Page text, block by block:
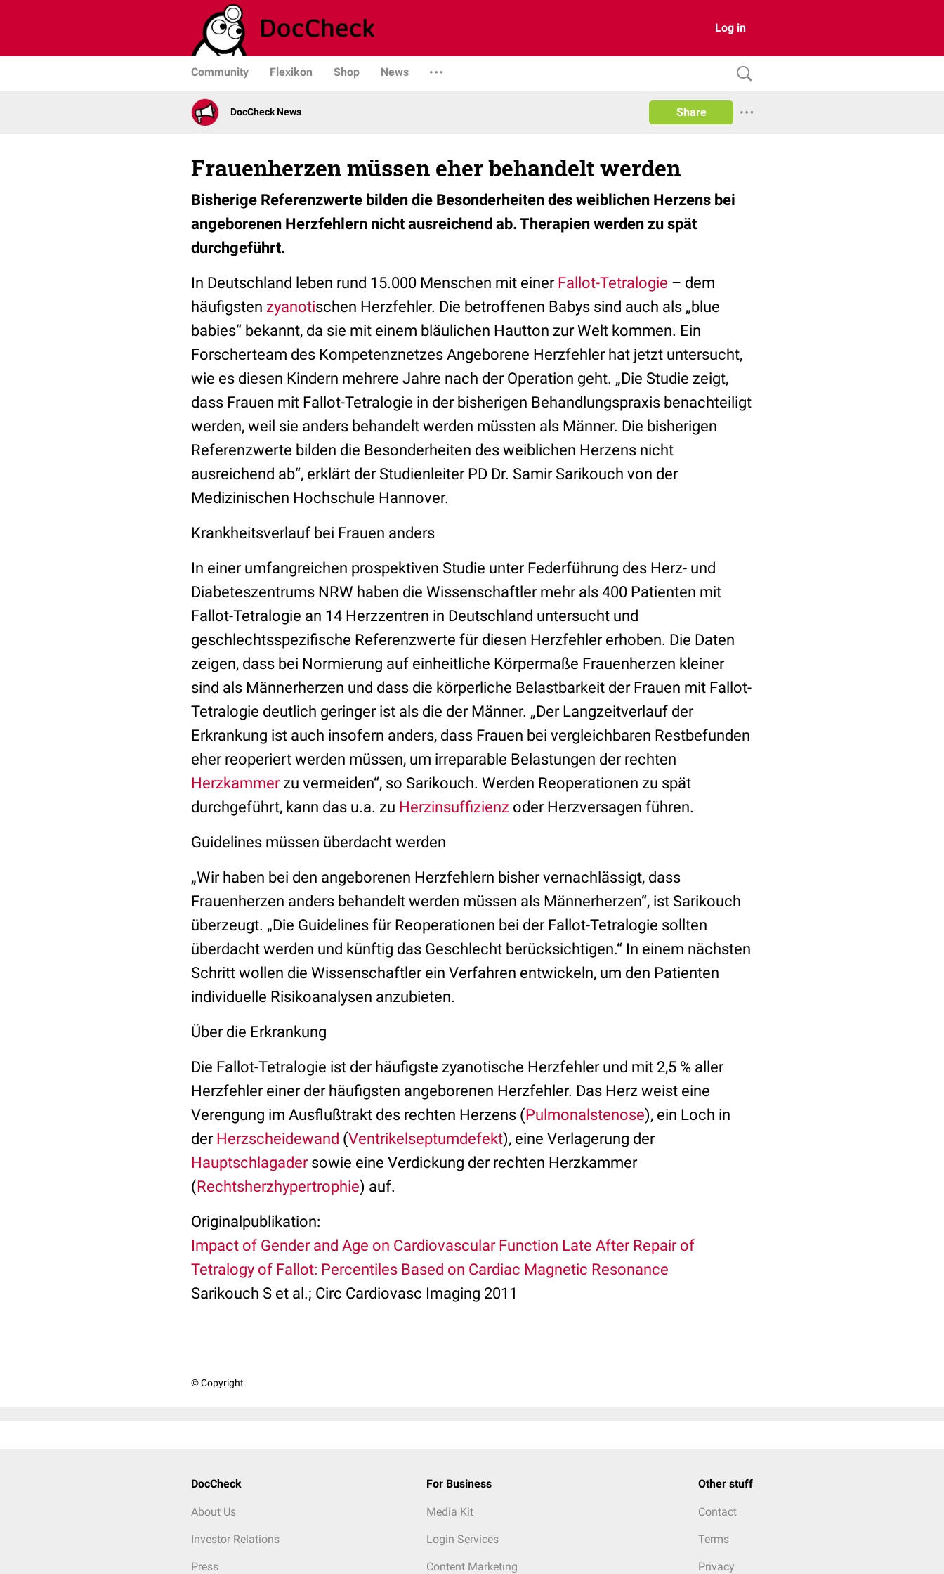
Log in
Community Flexikon Shop News
DocCheck News Share
Frauenherzen müssen eher behandelt werden
Bisherige Referenzwerte bilden die Besonderheiten des weiblichen Herzens bei
angeborenen Herzfehlern nicht ausreichend ab. Therapien werden zu spät
durchgeführt.
In Deutschland leben rund 15.000 Menschen mit einer Fallot-Tetralogie – dem
häufigsten zyanotischen Herzfehler. Die betroffenen Babys sind auch als „blue
babies“ bekannt, da sie mit einem bläulichen Hautton zur Welt kommen. Ein
Forscherteam des Kompetenznetzes Angeborene Herzfehler hat jetzt untersucht,
wie es diesen Kindern mehrere Jahre nach der Operation geht. „Die Studie zeigt,
dass Frauen mit Fallot-Tetralogie in der bisherigen Behandlungspraxis benachteiligt
werden, weil sie anders behandelt werden müssten als Männer. Die bisherigen
Referenzwerte bilden die Besonderheiten des weiblichen Herzens nicht
ausreichend ab“, erklärt der Studienleiter PD Dr. Samir Sarikouch von der
Medizinischen Hochschule Hannover.
Krankheitsverlauf bei Frauen anders
In einer umfangreichen prospektiven Studie unter Federführung des Herz- und
Diabeteszentrums NRW haben die Wissenschaftler mehr als 400 Patienten mit
Fallot-Tetralogie an 14 Herzzentren in Deutschland untersucht und
geschlechtsspezifische Referenzwerte für diesen Herzfehler erhoben. Die Daten
zeigen, dass bei Normierung auf einheitliche Körpermaße Frauenherzen kleiner
sind als Männerherzen und dass die körperliche Belastbarkeit der Frauen mit Fallot-
Tetralogie deutlich geringer ist als die der Männer. „Der Langzeitverlauf der
Erkrankung ist auch insofern anders, dass Frauen bei vergleichbaren Restbefunden
eher reoperiert werden müssen, um irreparable Belastungen der rechten
Herzkammerzu vermeiden“, so Sarikouch. Werden Reoperationen zu spät
durchgeführt, kann das u.a. zu Herzinsuffizienz oder Herzversagen führen.
Guidelines müssen überdacht werden
„Wir haben bei den angeborenen Herzfehlern bisher vernachlässigt, dass
Frauenherzen anders behandelt werden müssen als Männerherzen“, ist Sarikouch
überzeugt. „Die Guidelines für Reoperationen bei der Fallot-Tetralogie sollten
überdacht werden und künftig das Geschlecht berücksichtigen.“ In einem nächsten
Schritt wollen die Wissenschaftler ein Verfahren entwickeln, um den Patienten
individuelle Risikoanalysen anzubieten.
Über die Erkrankung
Die Fallot-Tetralogie ist der häufigste zyanotische Herzfehler und mit 2,5 % aller
Herzfehler einer der häufigsten angeborenen Herzfehler. Das Herz weist eine
Verengung im Ausflußtrakt des rechten Herzens (Pulmonalstenose), ein Loch in
der Herzscheidewand (Ventrikelseptumdefekt), eine Verlagerung der
Hauptschlagadersowie eine Verdickung der rechten Herzkammer
(Rechtsherzhypertrophie) auf.
Originalpublikation:
Impact of Gender and Age on Cardiovascular Function Late After Repair of
Tetralogy of Fallot: Percentiles Based on Cardiac Magnetic Resonance
Sarikouch S et al.; Circ Cardiovasc Imaging 2011
© Copyright
DocCheck
About Us
Investor Relations
Press
For Business
Media Kit
Login Services
Content Marketing
Other stuff
Contact
Terms
Privacy